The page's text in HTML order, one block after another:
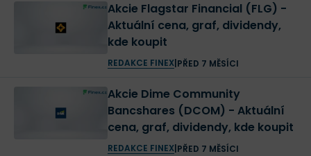
Akcie Flagstar Financial (FLG) -
Aktuální cena, graf, dividendy,
kde koupit
REDAKCE FINEX| PŘED 7 MĚSÍCI
Akcie Dime Community
Bancshares (DCOM) - Aktuální
cena, graf, dividendy, kde koupit
REDAKCE FINEX| PŘED 7 MĚSÍCI